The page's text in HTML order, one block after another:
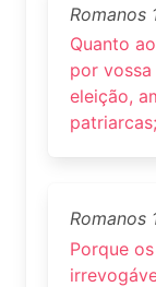
Romanos
Quanto
por
eleição,
patriarcas;
Romanos
Porque